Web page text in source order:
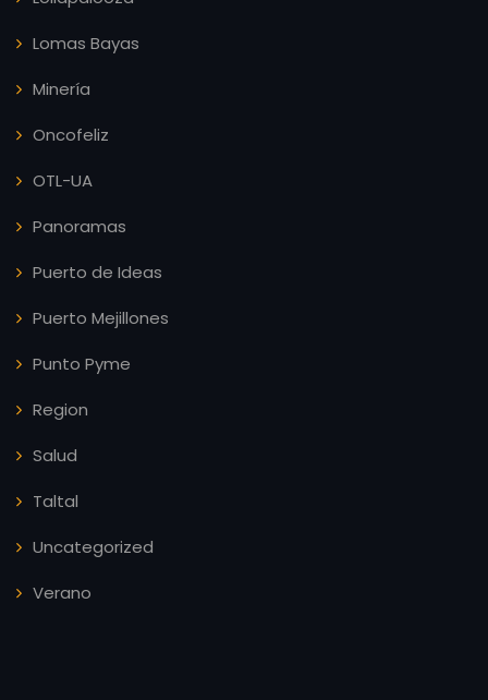
Lomas Bayas
Minería
Oncofeliz
OTL-UA
Panoramas
Puerto de Ideas
Puerto Mejillones
Punto Pyme
Region
Salud
Taltal
Uncategorized
Verano